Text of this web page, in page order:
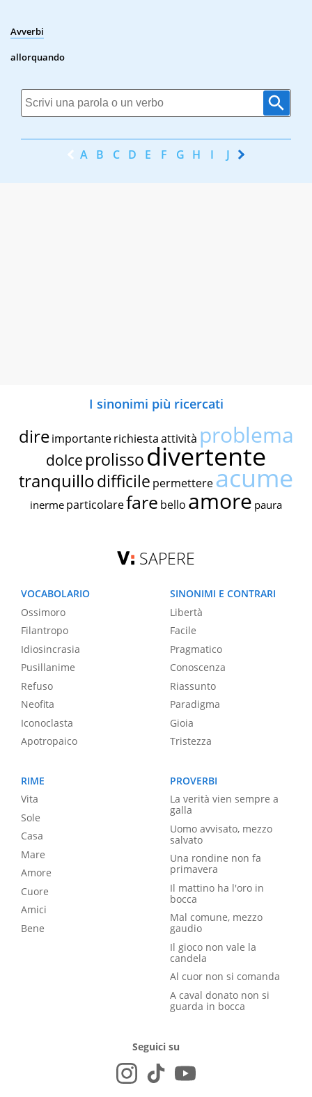
Avverbi
allorquando
A B C D E F G H I J K
I sinonimi più ricercati
dire importante richiestaattività problema
dolce prolissodivertente
tranquillodifficile permettereacume
inerme particolarefare bello amore paura
SAPERE
VOCABOLARIO
Ossimoro
Filantropo
Idiosincrasia
Pusillanime
Refuso
Neofita
Iconoclasta
Apotropaico
SINONIMI E CONTRARI
Libertà
Facile
Pragmatico
Conoscenza
Riassunto
Paradigma
Gioia
Tristezza
RIME
Vita
Sole
Casa
Mare
Amore
Cuore
Amici
Bene
PROVERBI
La verità vien sempre a
galla
Uomo avvisato, mezzo
salvato
Una rondine non fa
primavera
Il mattino ha l'oro in
bocca
Mal comune, mezzo
gaudio
Il gioco non vale la
candela
Al cuor non si comanda
A caval donato non si
guarda in bocca
Seguici su